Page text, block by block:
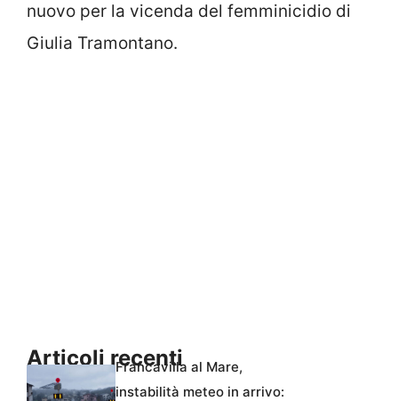
nuovo per la vicenda del femminicidio di
Giulia Tramontano.
Articoli recenti
Francavilla al Mare,
instabilità meteo in arrivo: